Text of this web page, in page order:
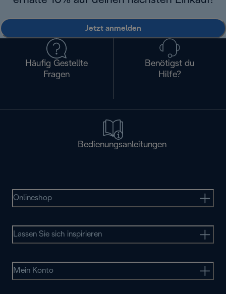
Jetzt anmelden
Häufig Gestellte
Fragen
Benötigst du
Hilfe?
Bedienungsanleitungen
Onlineshop
Lassen Sie sich inspirieren
Mein Konto